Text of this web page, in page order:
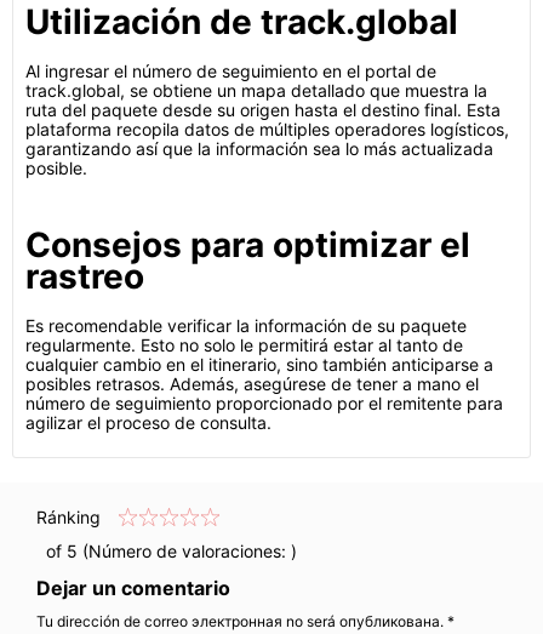
Utilización de track.global
Al ingresar el número de seguimiento en el portal de
track.global, se obtiene un mapa detallado que muestra la
ruta del paquete desde su origen hasta el destino final. Esta
plataforma recopila datos de múltiples operadores logísticos,
garantizando así que la información sea lo más actualizada
posible.
Consejos para optimizar el
rastreo
Es recomendable verificar la información de su paquete
regularmente. Esto no solo le permitirá estar al tanto de
cualquier cambio en el itinerario, sino también anticiparse a
posibles retrasos. Además, asegúrese de tener a mano el
número de seguimiento proporcionado por el remitente para
agilizar el proceso de consulta.
Ránking
of 5 (Número de valoraciones: )
Dejar un comentario
Tu dirección de correo электронная no será опубликована. *